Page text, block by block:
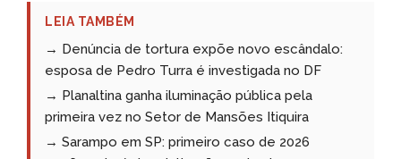
LEIA TAMBÉM
→ Denúncia de tortura expõe novo escândalo:
esposa de Pedro Turra é investigada no DF
→ Planaltina ganha iluminação pública pela
primeira vez no Setor de Mansões Itiquira
→ Sarampo em SP: primeiro caso de 2026